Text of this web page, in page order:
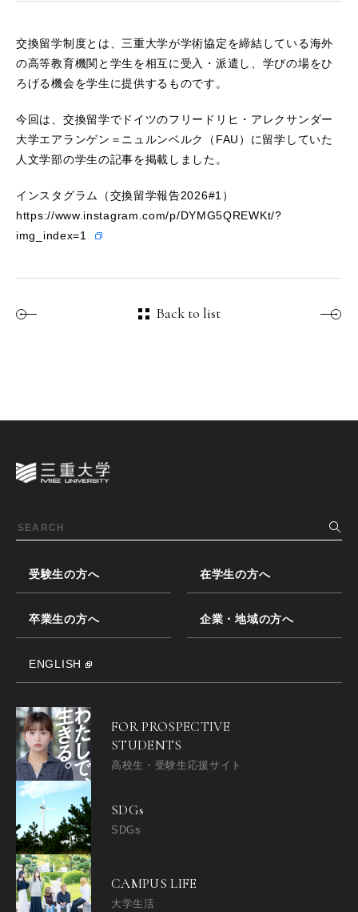
交換留学制度とは、三重大学が学術協定を締結している海外
の高等教育機関と学生を相互に受入・派遣し、学びの場をひ
ろげる機会を学生に提供するものです。
今回は、交換留学でドイツのフリードリヒ・アレクサンダー
大学エアランゲン＝ニュルンベルク（FAU）に留学していた
人文学部の学生の記事を掲載しました。
インスタグラム（交換留学報告2026#1）
https://www.instagram.com/p/DYMG5QREWKt/?
img_index=1
Back to list
受験生の方へ 在学生の方へ
卒業生の方へ 企業・地域の方へ
ENGLISH
FOR PROSPECTIVE
STUDENTS
高校生・受験生応援サイト
SDGs
SDGs
CAMPUS LIFE
大学生活